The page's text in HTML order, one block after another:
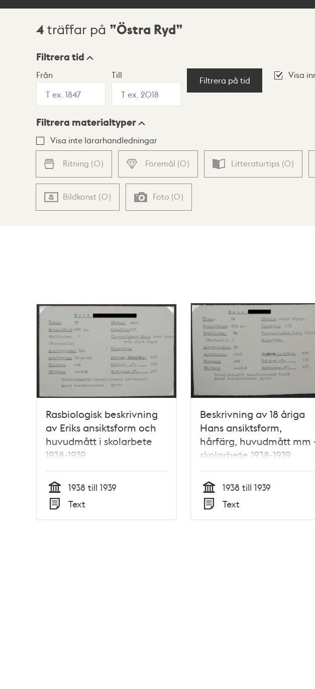
Sökresultat
4 träffar på Östra Ryd
Visningsläge
Lista Karta
Filtrera tid
Från Till
Filtrera på tid
Visa
Filtrera materialtyper
Visa inte lärarhandledningar
Ritning (0) Föremål (0) Litteraturtips (0)
Bildkonst (0) Foto (0)
Rasbiologisk beskrivning
av Eriks ansiktsform och
huvudmått i skolarbete
1938-1939
Tid
1938 till 1939
Text
Beskrivning av 18 åriga
Hans ansiktsform,
hårfärg, huvudmått mm
skolarbete 1938-1939
Tid
1938 till 1939
Text